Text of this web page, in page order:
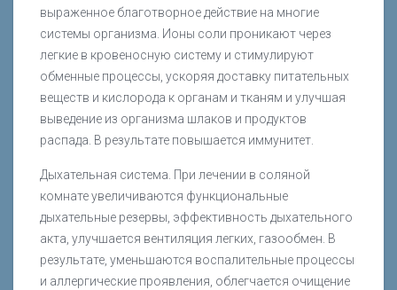
выраженное благотворное действие на многие
системы организма. Ионы соли проникают через
легкие в кровеносную систему и стимулируют
обменные процессы, ускоряя доставку питательных
веществ и кислорода к органам и тканям и улучшая
выведение из организма шлаков и продуктов
распада. В результате повышается иммунитет.
Дыхательная система. При лечении в соляной
комнате увеличиваются функциональные
дыхательные резервы, эффективность дыхательного
акта, улучшается вентиляция легких, газообмен. В
результате, уменьшаются воспалительные процессы
и аллергические проявления, облегчается очищение